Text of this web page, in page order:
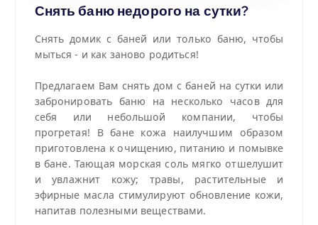
Снять баню недорого на сутки?
Снять домик с баней или только баню, чтобы
мыться - и как заново родиться!
Предлагаем Вам снять дом с баней на сутки или
забронировать баню на несколько часов для
себя или небольшой компании, чтобы
прогретая! В бане кожа наилучшим образом
приготовлена к очищению, питанию и помывке
в бане. Тающая морская соль мягко отшелушит
и увлажнит кожу; травы, растительные и
эфирные масла стимулируют обновление кожи,
напитав полезными веществами.